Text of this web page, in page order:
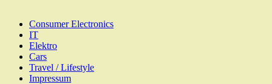
Consumer Electronics
IT
Elektro
Cars
Travel / Lifestyle
Impressum